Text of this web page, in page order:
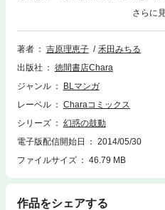
気なクラスメートの塔谷（とうや）
の神生（かみお）は、敵意も露（あ
るが、その手に触れた瞬間、二人の
者かが確実に目を覚ます…。
著者 吉原理恵子
禾田みちる
出版社
徳間書店Chara
ジャンル
BLマンガ
レーベル
Charaコミックス
シリーズ
幻惑の鼓動
電子版配信開始日
2014/05/30
ファイルサイズ
46.79 MB
作品をシェアする